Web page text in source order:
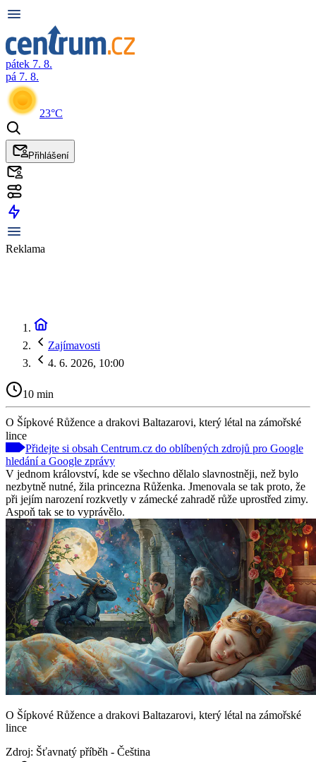
pátek 7. 8.
pá 7. 8.
23°C
Přihlášení
Reklama
Zajímavosti
4. 6. 2026, 10:00
10 min
O Šípkové Růžence a drakovi Baltazarovi, který létal na zámořské
lince
Přidejte si obsah Centrum.cz do oblíbených zdrojů pro Google
hledání a Google zprávy
V jednom království, kde se všechno dělalo slavnostněji, než bylo
nezbytně nutné, žila princezna Růženka. Jmenovala se tak proto, že
při jejím narození rozkvetly v zámecké zahradě růže uprostřed zimy.
Aspoň tak se to vyprávělo.
O Šípkové Růžence a drakovi Baltazarovi, který létal na zámořské
lince
Zdroj: Šťavnatý příběh - Čeština